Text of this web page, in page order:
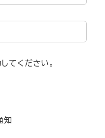
てください。
知